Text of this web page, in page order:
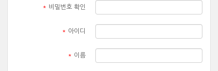
* 비밀번호 확인
* 아이디
* 이름